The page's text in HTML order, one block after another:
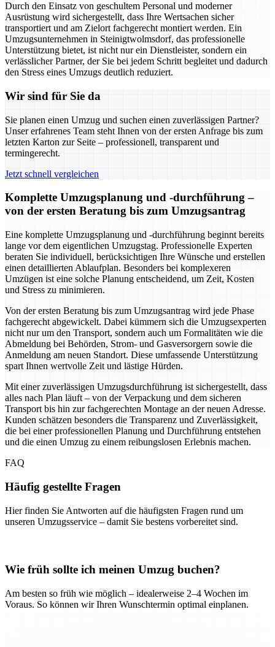
Durch den Einsatz von geschultem Personal und moderner
Ausrüstung wird sichergestellt, dass Ihre Wertsachen sicher
transportiert und am Zielort fachgerecht montiert werden. Ein
Umzugsunternehmen in Steinigtwolmsdorf, das professionelle
Unterstützung bietet, ist nicht nur ein Dienstleister, sondern ein
verlässlicher Partner, der Sie bei jedem Schritt begleitet und dadurch
den Stress eines Umzugs deutlich reduziert.
Wir sind für Sie da
Sie planen einen Umzug und suchen einen zuverlässigen Partner?
Unser erfahrenes Team steht Ihnen von der ersten Anfrage bis zum
letzten Karton zur Seite – professionell, transparent und
termingerecht.
Jetzt schnell vergleichen
Komplette Umzugsplanung und -durchführung –
von der ersten Beratung bis zum Umzugsantrag
Eine komplette Umzugsplanung und -durchführung beginnt bereits
lange vor dem eigentlichen Umzugstag. Professionelle Experten
beraten Sie individuell, berücksichtigen Ihre Wünsche und erstellen
einen detaillierten Ablaufplan. Besonders bei komplexeren
Umzügen ist eine solche Planung entscheidend, um Zeit, Kosten
und Stress zu minimieren.
Von der ersten Beratung bis zum Umzugsantrag wird jede Phase
fachgerecht abgewickelt. Dabei kümmern sich die Umzugsexperten
nicht nur um den Transport, sondern auch um Formalitäten wie die
Abmeldung bei Behörden, Strom- und Gasversorgern sowie die
Anmeldung am neuen Standort. Diese umfassende Unterstützung
spart Ihnen wertvolle Zeit und lästige Hürden.
Mit einer zuverlässigen Umzugsdurchführung ist sichergestellt, dass
alles nach Plan läuft – von der Verpackung und dem sicheren
Transport bis hin zur fachgerechten Montage an der neuen Adresse.
Kunden schätzen besonders die Transparenz und Zuverlässigkeit,
die bei einer professionellen Planung und Durchführung entstehen
und die einen Umzug zu einem reibungslosen Erlebnis machen.
FAQ
Häufig gestellte Fragen
Hier finden Sie Antworten auf die häufigsten Fragen rund um
unseren Umzugsservice – damit Sie bestens vorbereitet sind.
Wie früh sollte ich meinen Umzug buchen?
Am besten so früh wie möglich – idealerweise 2–4 Wochen im
Voraus. So können wir Ihren Wunschtermin optimal einplanen.